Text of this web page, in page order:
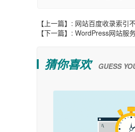
【上一篇】: 网站百度收录索引
【下一篇】: WordPress网站服
猜你喜欢 GUESS